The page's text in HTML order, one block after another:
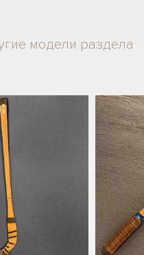
модели раздела